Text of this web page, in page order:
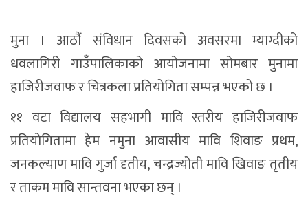
मुना । आठौं संविधान दिवसको अवसरमा म्याग्दीको
धवलागिरी गाउँपालिकाको आयोजनामा सोमबार मुनामा
हाजिरीजवाफ र चित्रकला प्रतियोगिता सम्पन्न भएको छ ।
११ वटा विद्यालय सहभागी मावि स्तरीय हाजिरीजवाफ
प्रतियोगितामा हेम नमुना आवासीय मावि शिवाङ प्रथम,
जनकल्याण मावि गुर्जा दृतीय, चन्द्रज्योती मावि खिवाङ तृतीय
र ताकम मावि सान्तवना भएका छन् ।